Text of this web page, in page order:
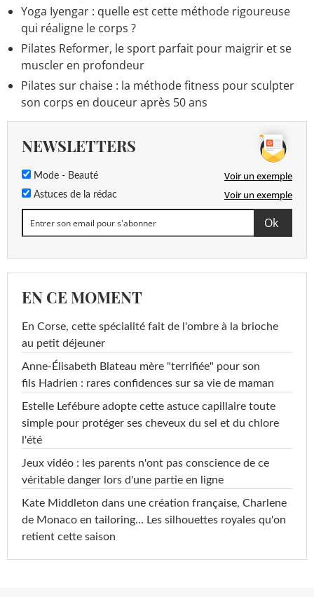
Yoga Iyengar : quelle est cette méthode rigoureuse
qui réaligne le corps ?
Pilates Reformer, le sport parfait pour maigrir et se
muscler en profondeur
Pilates sur chaise : la méthode fitness pour sculpter
son corps en douceur après 50 ans
NEWSLETTERS
Mode - Beauté Voir un exemple
Astuces de la rédac Voir un exemple
EN CE MOMENT
En Corse, cette spécialité fait de l'ombre à la brioche
au petit déjeuner
Anne-Élisabeth Blateau mère "terrifiée" pour son
fils Hadrien : rares confidences sur sa vie de maman
Estelle Lefébure adopte cette astuce capillaire toute
simple pour protéger ses cheveux du sel et du chlore
l'été
Jeux vidéo : les parents n'ont pas conscience de ce
véritable danger lors d'une partie en ligne
Kate Middleton dans une création française, Charlene
de Monaco en tailoring… Les silhouettes royales qu'on
retient cette saison